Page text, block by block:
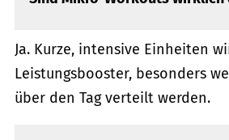
Ja. Kurze, intensive Einheiten
Leistungsbooster, besonders
über den Tag verteilt werden.